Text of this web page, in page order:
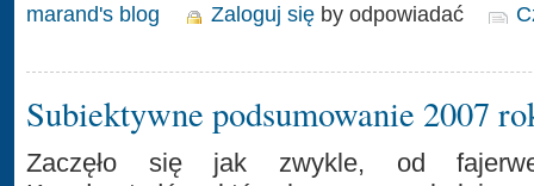
marand's blog Zaloguj się by odpowiadać
Subiektywne podsumowanie 2007
Zaczęło się jak zwykle, od